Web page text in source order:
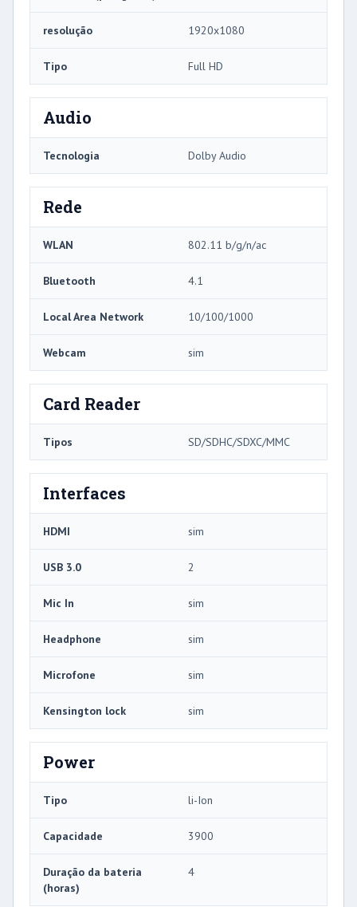
resolução 1920x1080
Tipo Full HD
Audio
Tecnologia Dolby Audio
Rede
WLAN 802.11 b/g/n/ac
Bluetooth 4.1
Local Area Network 10/100/1000
Webcam sim
Card Reader
Tipos SD/SDHC/SDXC/MMC
Interfaces
HDMI sim
USB 3.0 2
Mic In sim
Headphone sim
Microfone sim
Kensington lock sim
Power
Tipo li-Ion
Capacidade 3900
Duração da bateria
(horas)
4